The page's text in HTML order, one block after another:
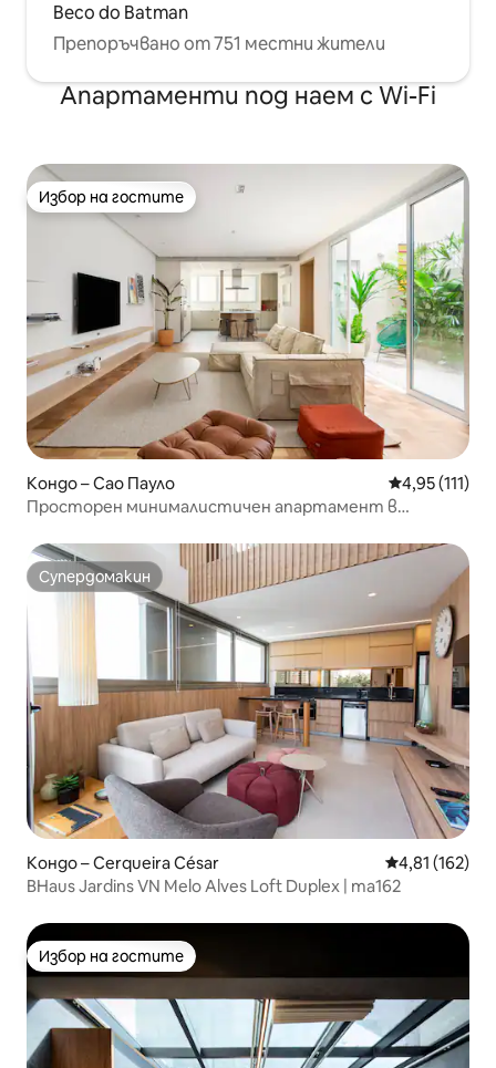
Beco do Batman
Препоръчвано от 751 местни жители
Апартаменти под наем с Wi-Fi
Избор на гостите
Избор на гостите
Кондо – Сао Пауло Средна
4,95 (111)
Просторен минималистичен апартамент в
Супердомакин
Супердомакин
Кондо – Cerqueira César Средна
4,81 (162)
BHaus Jardins VN Melo Alves Loft Duplex | ma162
Избор на гостите
Избор на гостите